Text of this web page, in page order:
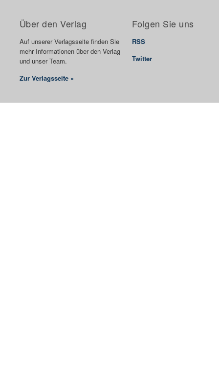
Über den Verlag
Auf unserer Verlagsseite finden Sie
mehr Informationen über den Verlag
und unser Team.
Zur Verlagsseite »
Folgen Sie uns
RSS
Twitter